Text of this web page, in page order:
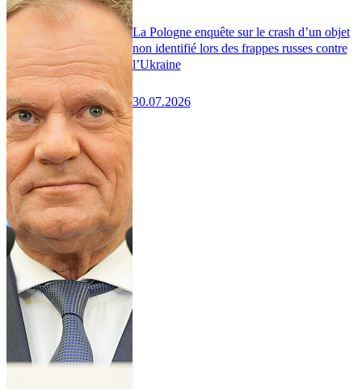
La Pologne enquête sur le crash d’un objet
non identifié lors des frappes russes contre
l’Ukraine
30.07.2026